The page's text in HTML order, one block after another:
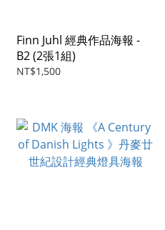
Finn Juhl 經典作品海報 -
B2 (2張1組)
NT$1,500